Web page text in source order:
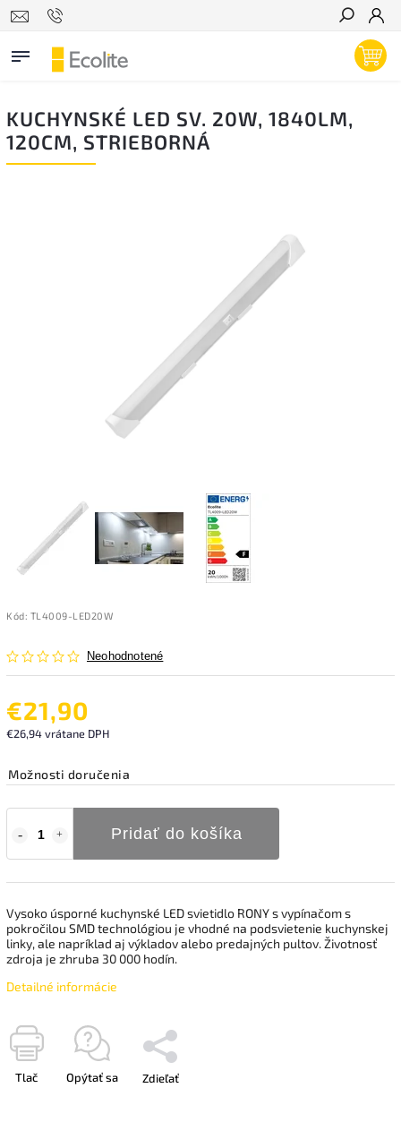
Hľadať
KUCHYNSKÉ LED SV. 20W, 1840LM,
120CM, STRIEBORNÁ
Kód: TL4009-LED20W
Neohodnotené
€21,90
€26,94 vrátane DPH
Možnosti doručenia
Pridať do košíka
Vysoko úsporné kuchynské LED svietidlo RONY s vypínačom s
pokročilou SMD technológiou je vhodné na podsvietenie kuchynskej
linky, ale napríklad aj výkladov alebo predajných pultov. Životnosť
zdroja je zhruba 30 000 hodín.
Detailné informácie
Tlač Opýtať sa Zdieľať